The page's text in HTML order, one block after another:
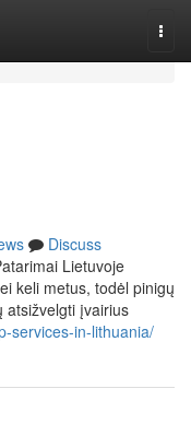
Discuss
Lietuvoje
keli metus, todėl pinigų
atsižvelgti įvairius
services-in-lithuania/